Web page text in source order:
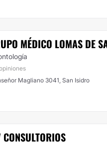
MÉDICO LOMAS DE
Magliano 3041, San Isidro
CONSULTORIOS